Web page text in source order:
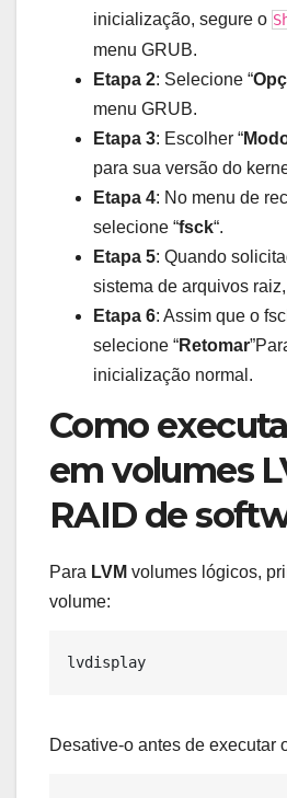
inicialização, segure o
menu GRUB.
Etapa 2: Selecione “
menu GRUB.
Etapa 3: Escolher “
para sua versão do
Etapa 4: No menu de
selecione “fsck“.
Etapa 5: Quando
sistema de arquivos
Etapa 6: Assim que o
selecione “Retomar
inicialização normal.
Como
em volumes
RAID de
Para LVM volumes lógicos,
volume:
Desative-o antes de executar